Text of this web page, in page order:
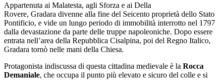
Appartenuta ai Malatesta, agli Sforza e ai Della
Rovere, Gradara divenne alla fine del Seicento proprietà dello Stato
Pontificio, e vide un lungo periodo di immobilità interrotto nel 1797
dalla devastazione da parte delle truppe napoleoniche. Dopo essere
entrata nell’area della Repubblica Cisalpina, poi del Regno Italico,
Gradara tornò nelle mani della Chiesa.
Protagonista indiscussa di questa cittadina medievale è la Rocca
Demaniale, che occupa il punto più elevato e sicuro del colle e si